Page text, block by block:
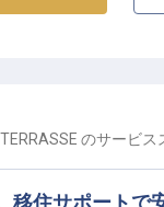
境】
りが安心して長
のサービス
移住サポートで